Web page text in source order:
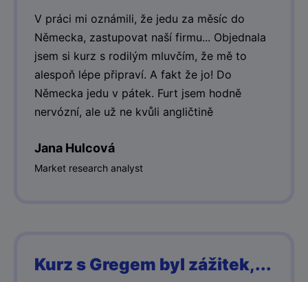
V práci mi oznámili, že jedu za měsíc do
Německa, zastupovat naší firmu... Objednala
jsem si kurz s rodilým mluvčím, že mě to
alespoň lépe připraví. A fakt že jo! Do
Německa jedu v pátek. Furt jsem hodně
nervózní, ale už ne kvůli angličtině
Jana Hulcová
Market research analyst
Kurz s Gregem byl zážitek,...